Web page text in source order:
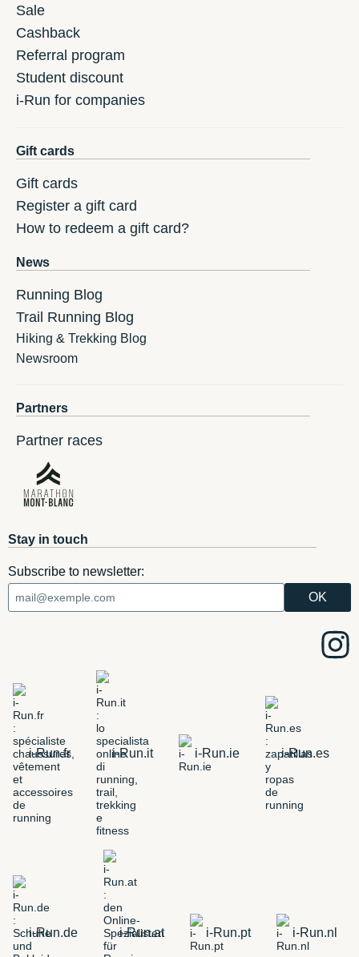
Sale
Cashback
Referral program
Student discount
i-Run for companies
Gift cards
Gift cards
Register a gift card
How to redeem a gift card?
News
Running Blog
Trail Running Blog
Hiking & Trekking Blog
Newsroom
Partners
Partner races
Stay in touch
Subscribe to newsletter:
i-Run.fr i-Run.it i-Run.ie i-Run.es
i-Run.de i-Run.at i-Run.pt i-Run.nl